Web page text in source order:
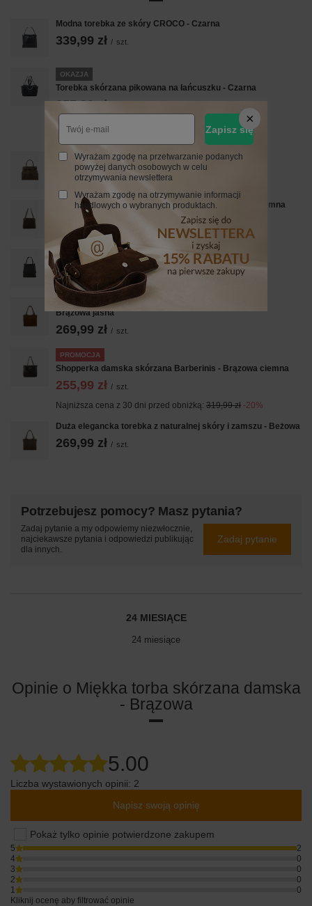
Modna torebka ze skóry CROCO - Czarna
339,99 zł / szt.
OKAZJA
Torebka skórzana pikowana na łańcuszku - Czarna
255,99 zł
Najniższa cena z 30 dni przed obniżką: 255,99 zł
0%
Cena regularna:
Elegancka torebka do pracy - Beżowa ciemna
339,99 zł / szt.
Klasyczna torebka skórzana z zamszem - Beżowa ciemna
329,99 zł /
Modna torebka skórzana damska - Szara ciemna
359,99 zł
Duża elegancka torebka z naturalnej skóry i zamszu -
Brązowa jasna
269,99 zł / szt.
PROMOCJA
Shopperka damska skórzana Barberinis - Brązowa ciemna
255,99 zł / szt.
Najniższa cena z 30 dni przed obniżką: 319,99 zł -20%
Duża elegancka torebka z naturalnej skóry i zamszu - Beżowa
269,99 zł / szt.
Potrzebujesz pomocy? Masz pytania?
Zadaj pytanie a my odpowiemy niezwłocznie,
najciekawsze pytania i odpowiedzi publikując
dla innych.
Zadaj pytanie
24 MIESIĄCE
24 miesiące
Opinie o Miękka torba skórzana damska
- Brązowa
5.00
Liczba wystawionych opinii: 2
Napisz swoją opinię
Pokaż tylko opinie potwierdzone zakupem
5
2
4
0
3
0
2
0
1
0
Kliknij ocenę aby filtrować opinie
Zapisz się
Wyrażam zgodę na przetwarzanie podanych
powyżej danych osobowych w celu
otrzymywania newslettera
Wyrażam zgodę na otrzymywanie informacji
handlowych o wybranych produktach.